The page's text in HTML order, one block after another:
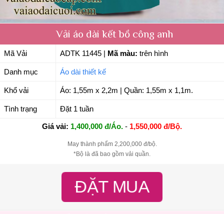
Vải áo dài kết bồ công anh
Mã Vải ADTK 11445 Mã màu: trên hình
Danh mục Áo dài thiết kế
Khổ vải Áo: 1,55m x 2,2m | Quần: 1,55m x 1,1m.
Tình trạng Đặt 1 tuần
Giá vải: 1,400,000 đ/Áo. - 1,550,000 đ/Bộ.
May thành phẩm 2,200,000 đ/bộ.
*Bộ là đã bao gồm vải quần.
ĐẶT MUA